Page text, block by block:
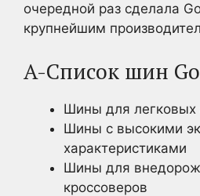
очередной раз сделала
крупнейшим
A-Список шин
Шины для легковых
Шины с высокими
характеристиками
Шины для
кроссоверов